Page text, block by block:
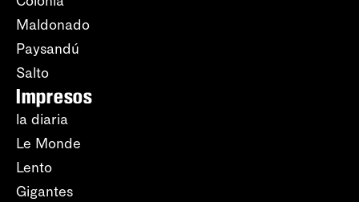
Maldonado
Paysandú
Salto
Impresos
la diaria
Le Monde
Lento
Gigantes